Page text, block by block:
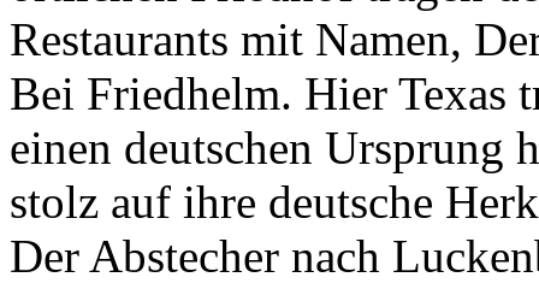
Restaurants mit Namen,
Bei Friedhelm. Hier Texas
einen deutschen Ursprung
stolz auf ihre deutsche
Der Abstecher nach